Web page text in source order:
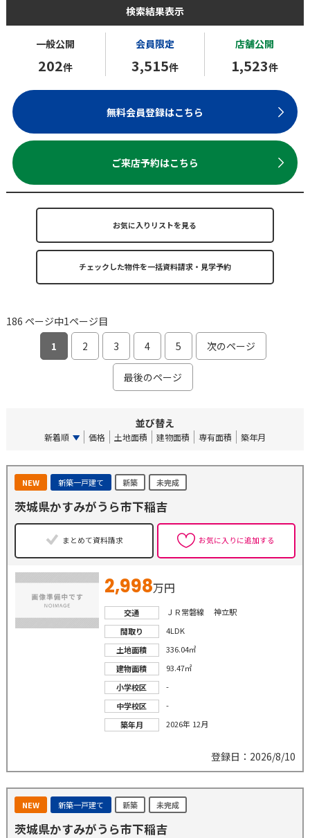
検索結果表示
一般公開
202件
会員限定
3,515件
店舗公開
1,523件
無料会員登録はこちら
ご来店予約はこちら
お気に入りリストを見る
186 ページ中1ページ目
1
2 3 4 5 次のページ
最後のページ
並び替え
新着順 価格 土地面積 建物面積 専有面積 築年月
NEW 新築一戸建て 新築 未完成
茨城県かすみがうら市下稲吉
まとめて資料請求 お気に入りに追加する
2,998万円
交通
ＪＲ常磐線 神立駅
間取り
4LDK
土地面積
336.04㎡
建物面積
93.47㎡
小学校区
-
中学校区
-
築年月
2026年 12月
登録日：2026/8/10
NEW 新築一戸建て 新築 未完成
茨城県かすみがうら市下稲吉